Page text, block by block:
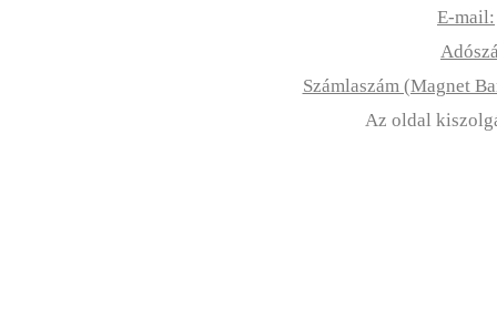
E-mail:
Számlaszám (Magnet
Az oldal